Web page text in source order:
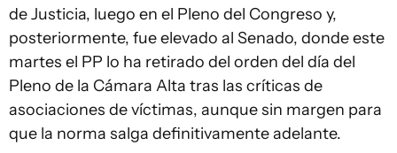
de Justicia, luego en el Pleno del Congreso y,
posteriormente, fue elevado al Senado, donde este
martes el PP lo ha retirado del orden del día del
Pleno de la Cámara Alta tras las críticas de
asociaciones de víctimas, aunque sin margen para
que la norma salga definitivamente adelante.